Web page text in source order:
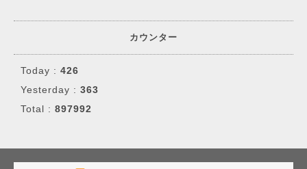
カウンター
Today : 426
Yesterday : 363
Total : 897992